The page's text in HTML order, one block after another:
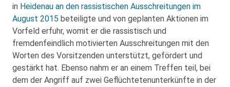
in Heidenau an den rassistischen Ausschreitungen im
August 2015 beteiligte und von geplanten Aktionen im
Vorfeld erfuhr, womit er die rassistisch und
fremdenfeindlich motivierten Ausschreitungen mit den
Worten des Vorsitzenden unterstützt, gefördert und
gestärkt hat. Ebenso nahm er an einem Treffen teil, bei
dem der Angriff auf zwei Geflüchtetenunterkünfte in der